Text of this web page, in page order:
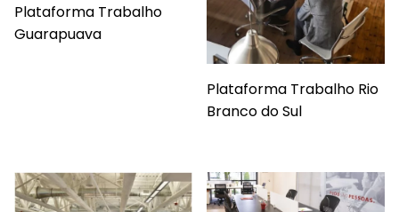
Plataforma Trabalho
Guarapuava
Plataforma Trabalho Rio
Branco do Sul